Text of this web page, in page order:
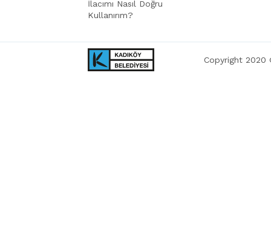
İlacımı Nasıl Doğru
Kullanırım?
Copyright